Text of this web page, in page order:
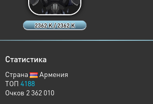
2362 K / 2362 K
Статистика
Страна
Армения
ТОП 4188
Очков 2 362 010